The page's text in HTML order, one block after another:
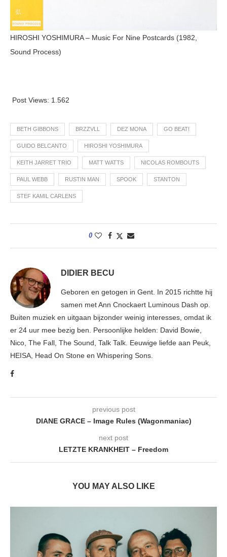
HIROSHI YOSHIMURA – Music For Nine Postcards (1982,
Sound Process)
Post Views: 1.562
BETH GIBBONS BRZZVLL DEZ MONA GO BEAT!
GUIDO BELCANTO HIROSHI YOSHIMURA
KEITH JARRET TRIO MATT WATTS NICOLAS ROMBOUTS
PAUL WEBB RUSTIN MAN SPOOK STANTON
STEF KAMIL CARLENS
0
DIDIER BECU
Geboren en getogen in Gent. In 2015 richtte hij
samen met Ann Cnockaert Luminous Dash op.
Buiten muziek en uitgaan bijzonder weinig interesses, omdat ik
er 24 uur mee bezig ben. Persoonlijke helden: David Bowie,
Nico, The Fall, The Sound, Talk Talk. Eeuwige liefde aan Peuk,
HEISA, Head On Stone en Whispering Sons.
previous post
DIANE GRACE – Image Rules (Wagonmaniac)
next post
LETZTE KRANKHEIT – Freedom
YOU MAY ALSO LIKE